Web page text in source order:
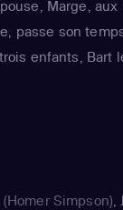
Marge,
passe son
enfants, Bart
animé le
(Homer Simpson)